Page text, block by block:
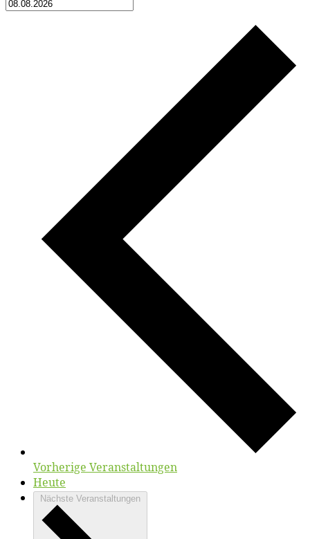
Vorherige Veranstaltungen
Heute
Nächste Veranstaltungen